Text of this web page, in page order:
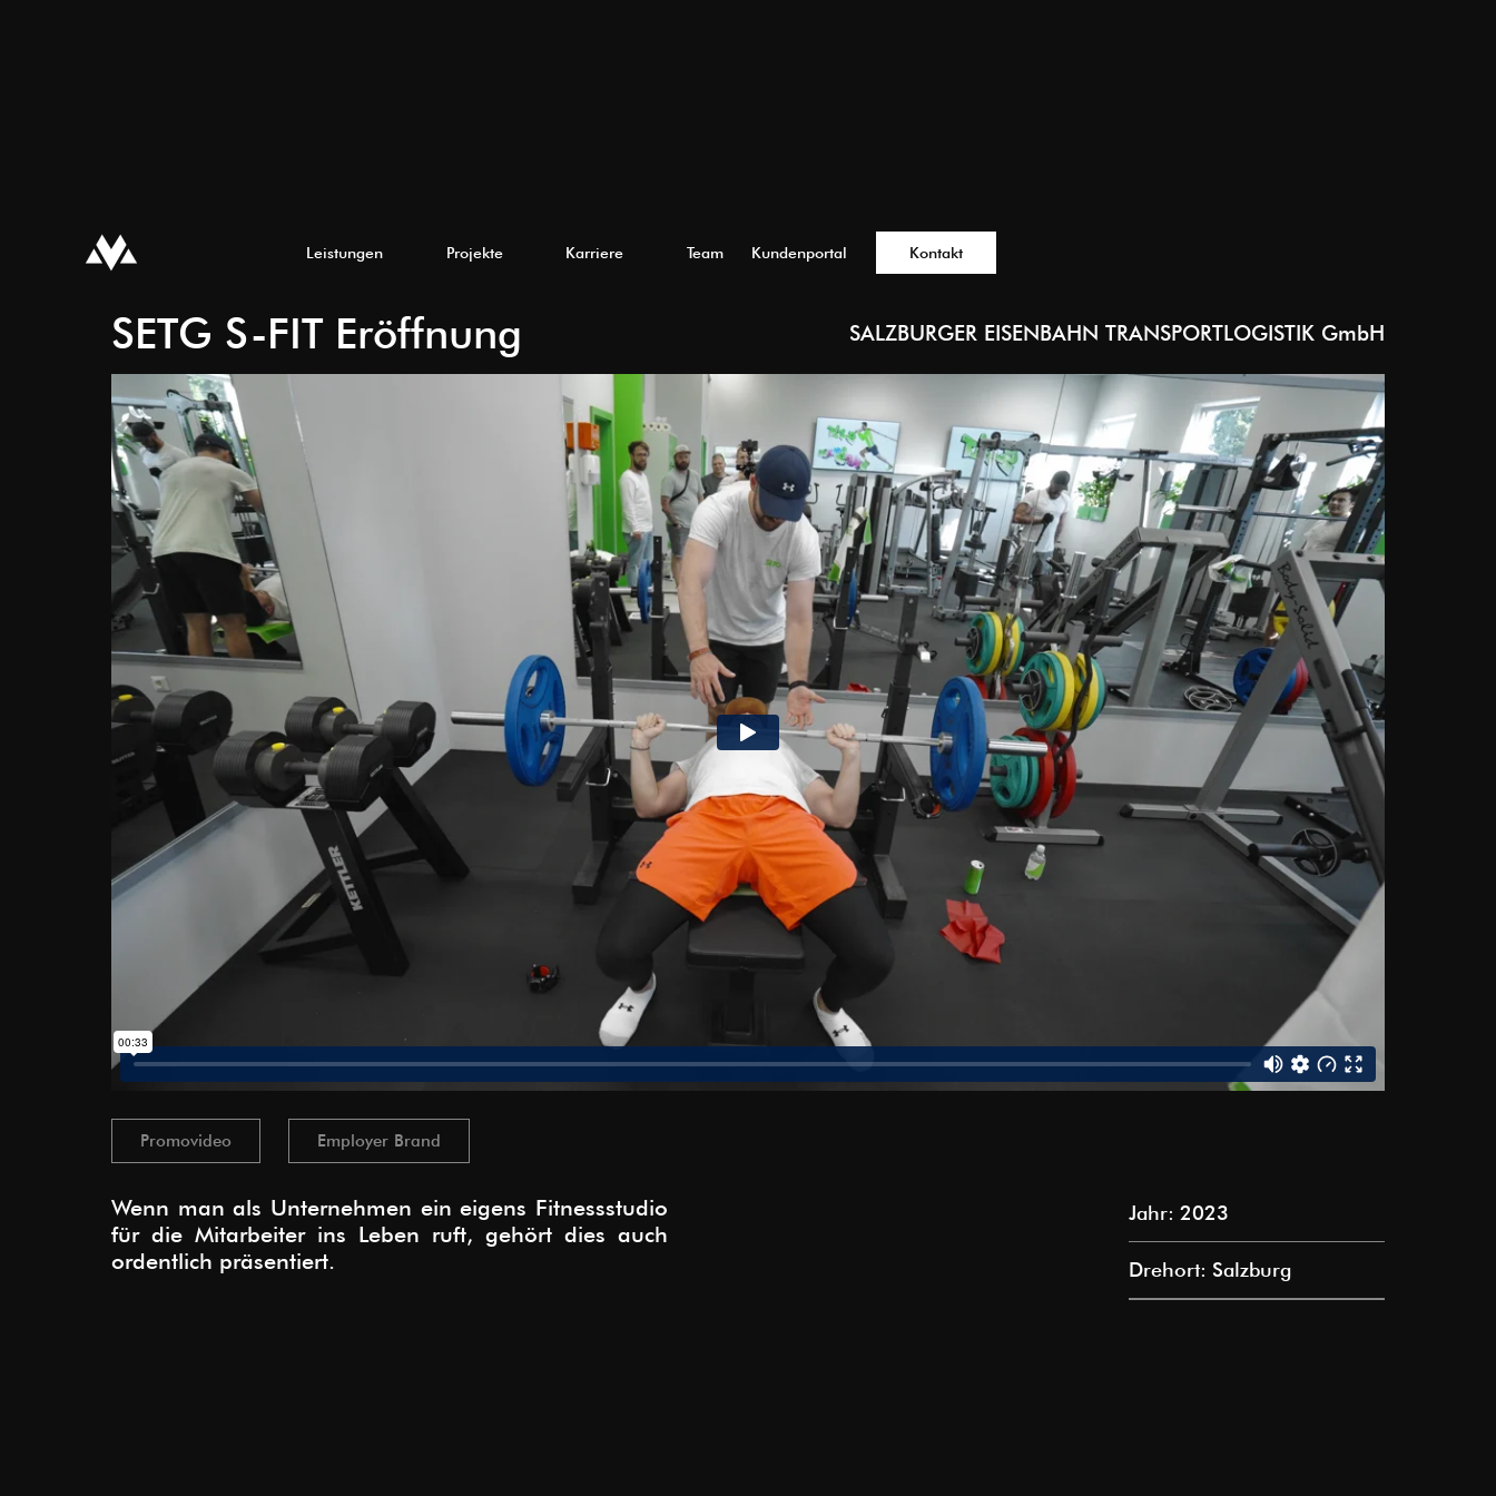
Leistungen Projekte Karriere Team Kundenportal Kontakt
SETG S-FIT Eröffnung SALZBURGER EISENBAHN TRANSPORTLOGISTIK GmbH
Promovideo Employer Brand
Wenn man als Unternehmen ein eigens Fitnessstudio
für die Mitarbeiter ins Leben ruft, gehört dies auch
ordentlich präsentiert.
Jahr: 2023
Drehort: Salzburg